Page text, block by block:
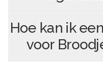
Hoe kan ik
voor